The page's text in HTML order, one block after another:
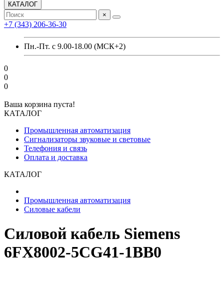
КАТАЛОГ
×
+7 (343) 206-36-30
Пн.-Пт. с 9.00-18.00 (МСК+2)
0
0
0
Ваша корзина пуста!
КАТАЛОГ
Промышленная автоматизация
Сигнализаторы звуковые и световые
Телефония и связь
Оплата и доставка
КАТАЛОГ
Промышленная автоматизация
Силовые кабели
Силовой кабель Siemens
6FX8002-5CG41-1BB0